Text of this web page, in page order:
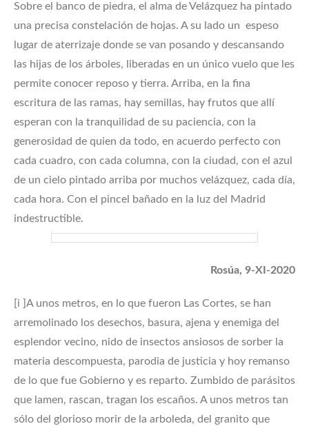
Sobre el banco de piedra, el alma de Velázquez ha pintado
una precisa constelación de hojas. A su lado un espeso
lugar de aterrizaje donde se van posando y descansando
las hijas de los árboles, liberadas en un único vuelo que les
permite conocer reposo y tierra. Arriba, en la fina
escritura de las ramas, hay semillas, hay frutos que allí
esperan con la tranquilidad de su paciencia, con la
generosidad de quien da todo, en acuerdo perfecto con
cada cuadro, con cada columna, con la ciudad, con el azul
de un cielo pintado arriba por muchos velázquez, cada día,
cada hora. Con el pincel bañado en la luz del Madrid
indestructible.
Rosúa, 9-XI-2020
[i ]A unos metros, en lo que fueron Las Cortes, se han
arremolinado los desechos, basura, ajena y enemiga del
esplendor vecino, nido de insectos ansiosos de sorber la
materia descompuesta, parodia de justicia y hoy remanso
de lo que fue Gobierno y es reparto. Zumbido de parásitos
que lamen, rascan, tragan los escaños. A unos metros tan
sólo del glorioso morir de la arboleda, del granito que